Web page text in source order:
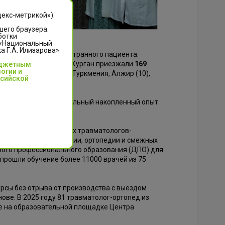
первого иностранного пациента.
году на лечение в Курган приезжали 169
Беларусь, Туркмения, Алжир (10),
колоссальный накопленный опыт
и специалисты.
высококлассных травматологов-
травматологии, ортопедии и смежных
профессионального образования (ДПО) для
обучение более 11000 врачей из 75
без отрыва от производства с выездом
В 2025 году 81 травматолог-ортопед из
на образовательной площадке Центра
метрикой»).
браузера.
Г.А. Илизарова»
и